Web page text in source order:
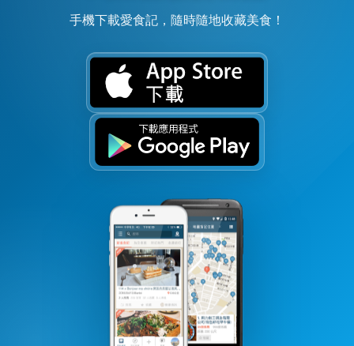
手機下載愛食記，隨時隨地收藏美食！